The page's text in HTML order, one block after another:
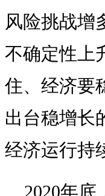
风险挑战增
不确定性上
住、经济要
出台稳增长
经济运行持
2020年底